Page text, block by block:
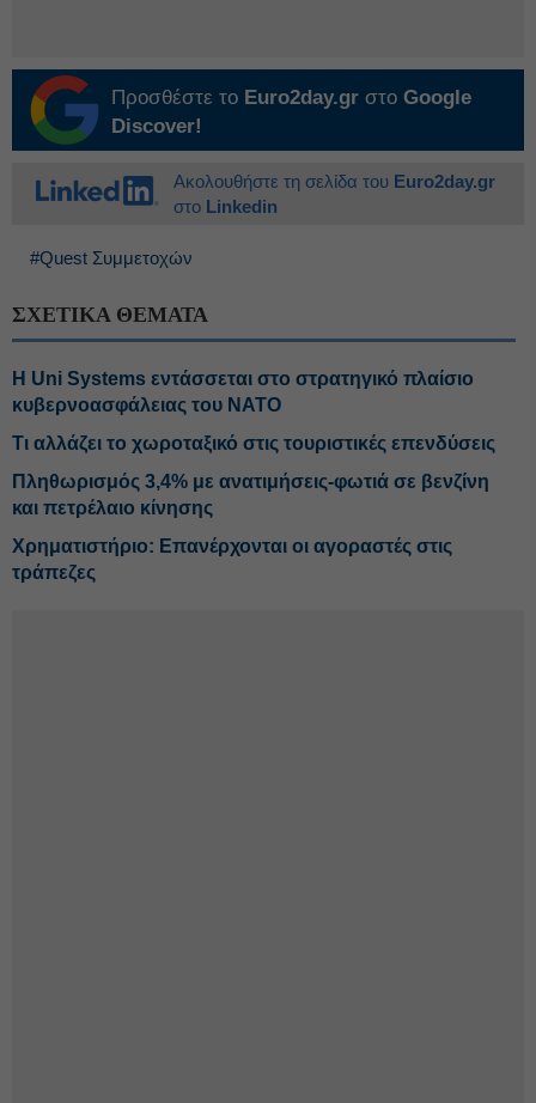
Προσθέστε το Euro2day.gr στο Google
Discover!
Ακολουθήστε τη σελίδα του Euro2day.gr
στο Linkedin
#Quest Συμμετοχών
ΣΧΕΤΙΚΑ ΘΕΜΑΤΑ
Η Uni Systems εντάσσεται στο στρατηγικό πλαίσιο
κυβερνοασφάλειας του ΝΑΤΟ
Τι αλλάζει το χωροταξικό στις τουριστικές επενδύσεις
Πληθωρισμός 3,4% με ανατιμήσεις-φωτιά σε βενζίνη
και πετρέλαιο κίνησης
Χρηματιστήριο: Επανέρχονται οι αγοραστές στις
τράπεζες